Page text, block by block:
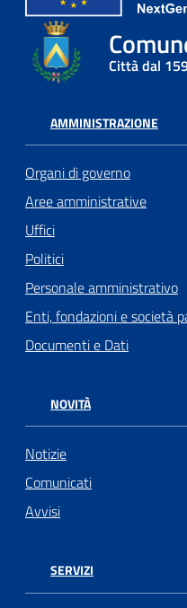
Seguici
su
Città dal
AMMINISTRAZIONE
Organi di governo
Aree amministrative
Uffici
Politici
Personale amministrativo
Enti, fondazioni e società
Documenti e Dati
NOVITÀ
Notizie
Comunicati
Avvisi
SERVIZI